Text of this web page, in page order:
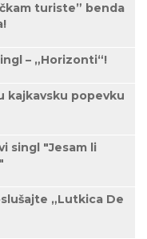
turiste” benda
– „Horizonti“!
kajkavsku popevku
singl "Jesam li
„Lutkica De